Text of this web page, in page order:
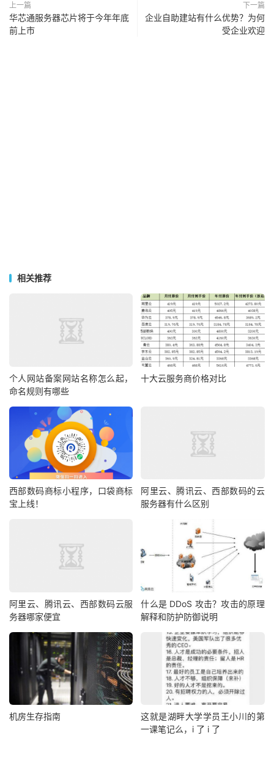
上一篇
华芯通服务器芯片将于今年年底
前上市
下一篇
企业自助建站有什么优势？为何
受企业欢迎
相关推荐
个人网站备案网站名称怎么起，
命名规则有哪些
十大云服务商价格对比
西部数码商标小程序，口袋商标
宝上线！
阿里云、腾讯云、西部数码的云
服务器有什么区别
阿里云、腾讯云、西部数码云服
务器哪家便宜
什么是 DDoS 攻击？攻击的原理
解释和防护防御说明
机房生存指南
这就是湖畔大学学员王小川的第
一课笔记么，i 了 i 了